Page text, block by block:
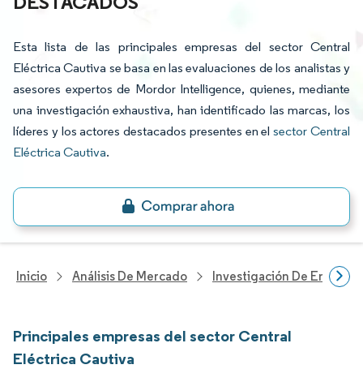
Esta lista de las principales empresas del sector Central
Eléctrica Cautiva se basa en las evaluaciones de los analistas y
asesores expertos de Mordor Intelligence, quienes, mediante
una investigación exhaustiva, han identificado las marcas, los
líderes y los actores destacados presentes en elsector Central
Eléctrica Cautiva.
Inicio Análisis De Mercado Investigación De Energía
Principales empresas del sector Central
Eléctrica Cautiva